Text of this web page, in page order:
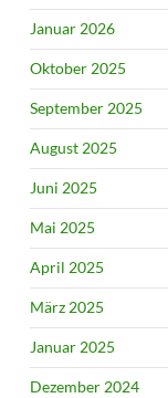
Januar 2026
Oktober 2025
September 2025
August 2025
Juni 2025
Mai 2025
April 2025
März 2025
Januar 2025
Dezember 2024